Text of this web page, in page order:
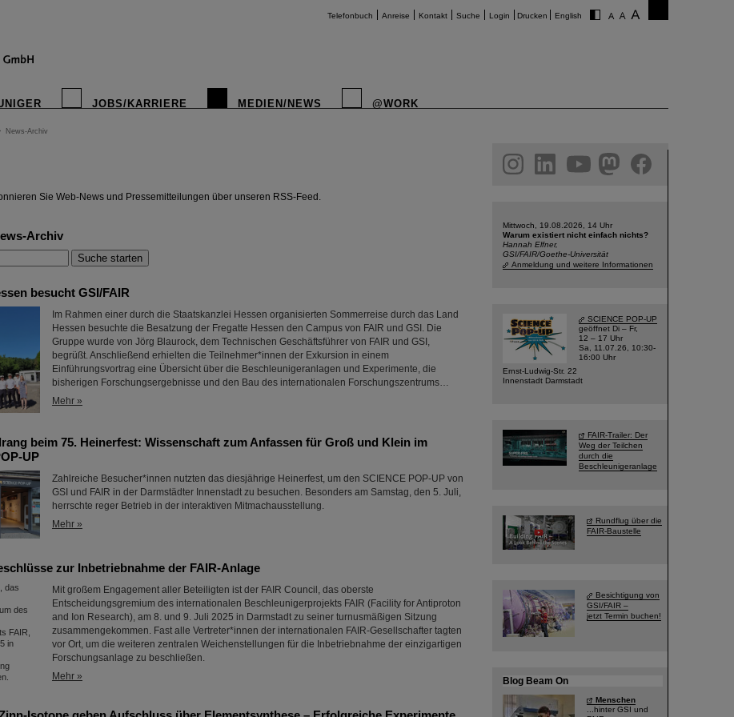
Telefonbuch Anreise Kontakt Suche Login Drucken English
JOBS/KARRIERE MEDIEN/NEWS @WORK
News-Archiv
Sie Web-News und Pressemitteilungen über unseren RSS-Feed.
Archiv
besucht GSI/FAIR
Im Rahmen einer durch die Staatskanzlei Hessen organisierten Sommerreise durch das Land
Hessen besuchte die Besatzung der Fregatte Hessen den Campus von FAIR und GSI. Die
Gruppe wurde von Jörg Blaurock, dem Technischen Geschäftsführer von FAIR und GSI,
begrüßt. Anschließend erhielten die Teilnehmer*innen der Exkursion in einem
Einführungsvortrag eine Übersicht über die Beschleunigeranlagen und Experimente, die
bisherigen Forschungsergebnisse und den Bau des internationalen Forschungszentrums…
Mehr »
beim 75. Heinerfest: Wissenschaft zum Anfassen für Groß und Klein im
UP
Zahlreiche Besucher*innen nutzten das diesjährige Heinerfest, um den SCIENCE POP-UP von
GSI und FAIR in der Darmstädter Innenstadt zu besuchen. Besonders am Samstag, den 5. Juli,
herrschte reger Betrieb in der interaktiven Mitmachausstellung.
Mehr »
zur Inbetriebnahme der FAIR-Anlage
Mit großem Engagement aller Beteiligten ist der FAIR Council, das oberste
Entscheidungsgremium des internationalen Beschleunigerprojekts FAIR (Facility for Antiproton
and Ion Research), am 8. und 9. Juli 2025 in Darmstadt zu seiner turnusmäßigen Sitzung
zusammengekommen. Fast alle Vertreter*innen der internationalen FAIR-Gesellschafter tagten
vor Ort, um die weiteren zentralen Weichenstellungen für die Inbetriebnahme der einzigartigen
Forschungsanlage zu beschließen.
Mehr »
facebook
Mittwoch, 19.08.2026, 14 Uhr
Warum existiert nicht einfach nichts?
Hannah Elfner,
GSI/FAIR/Goethe-Universität
Anmeldung und weitere Informationen
SCIENCE POP-UP
geöffnet Di – Fr,
12 – 17 Uhr
Sa, 11.07.26, 10:30-
16:00 Uhr
Ernst-Ludwig-Str. 22
Innenstadt Darmstadt
FAIR-Trailer: Der
Weg der Teilchen
durch die
Beschleunigeranlage
Rundflug über die
FAIR-Baustelle
Besichtigung von
GSI/FAIR –
jetzt Termin buchen!
Blog Beam On
Menschen
...hinter GSI und